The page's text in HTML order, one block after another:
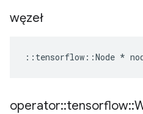
węzeł
:: tensorflow ::Node *
operator::tensorflow::